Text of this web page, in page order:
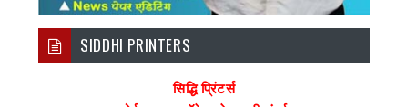
SIDDHI PRINTERS
सिद्धि प्रिंटर्स